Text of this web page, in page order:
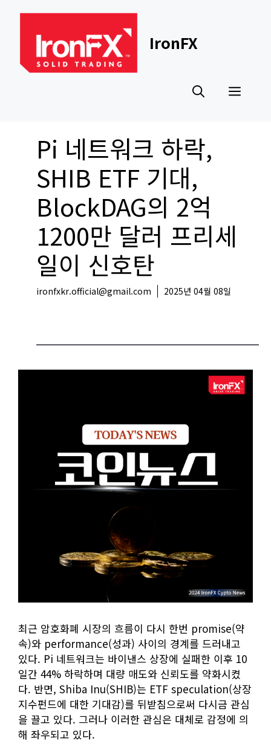
content
IronFX
Pi 네트워크 하락,
SHIB ETF 기대,
BlockDAG의 2억
1200만 달러 프리세
일이 신호탄
ironfxkr.official@gmail.com 2025년 04월 08일
최근 암호화폐 시장의 흐름이 다시 한번 promise(약
속)와 performance(성과) 사이의 경계를 드러내고
있다. Pi 네트워크는 바이낸스 상장에 실패한 이후 10
일간 44% 하락하며 대량 매도와 신뢰도를 약화시켰
다. 반면, Shiba Inu(SHIB)는 ETF speculation(상장
지수펀드에 대한 기대감)를 뒤받침으로써 다시금 관심
을 끌고 있다. 그러나 이러한 관심은 대체로 감정에 의
해 좌우되고 있다.